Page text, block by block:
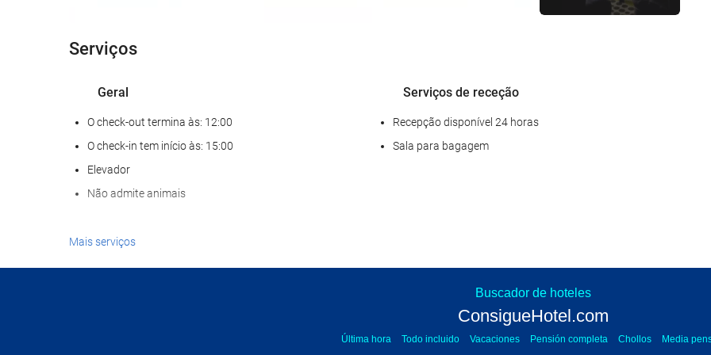
Serviços
Geral
O check-out termina às: 12:00
O check-in tem início às: 15:00
Elevador
Não admite animais
Serviços de receção
Recepção disponível 24 horas
Sala para bagagem
Alimentação e bebidas
Restaurante à la carte
Centro de Negócios
Serviço de limpeza
Mais serviços
ConsigueHotel.com
Atención al cliente 24h | Telefone
Termos e Condições Gerais
Buscador de hoteles
ConsigueHotel.com
Última hora Todo incluido Vacaciones Pensión completa Chollos Media